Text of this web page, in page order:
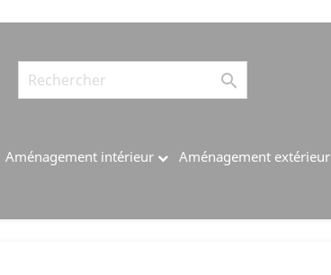

Aménagement intérieur Aménagement extérieur